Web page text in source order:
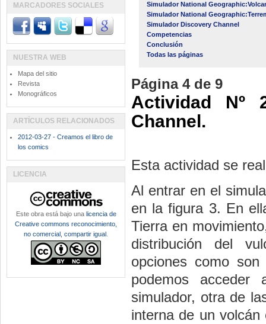
Simulador National
Simulador National
Simulador Discovery Channel
Competencias
Conclusión
Todas las páginas
Página 4 de 9
Actividad Nº
Channel.
Esta actividad se
Al entrar en el
en la figura 3. En
Tierra en
distribución del
opciones como
podemos
simulador, otra de
interna de un
MARCADORES SOCIALES
NUESTRA WEB
Mapa del sitio
Revista
Monográficos
ARTÍCULOS RELACIONADOS
2012-03-27 - Creamos el libro de
los comics
LICENCIA
Este obra está bajo una licencia de
Creative commons reconocimiento,
no comercial, compartir igual